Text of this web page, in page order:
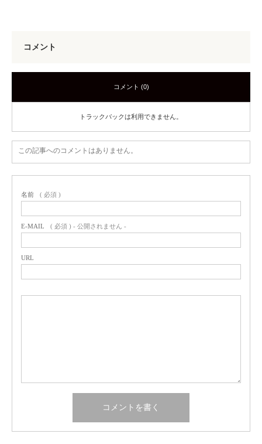
コメント
コメント (0)
トラックバックは利用できません。
この記事へのコメントはありません。
名前 ( 必須 )
E-MAIL ( 必須 ) - 公開されません -
URL